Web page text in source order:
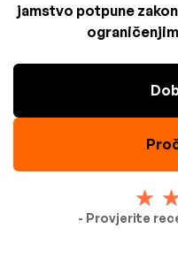
jamstvo potpune
- Provjerite